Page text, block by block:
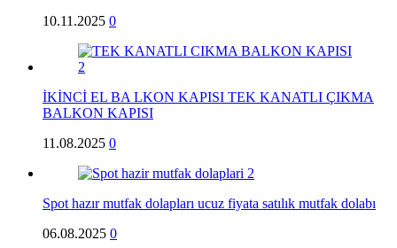
10.11.2025 0
İKİNCİ EL BA LKON KAPISI TEK KANATLI ÇIKMA
BALKON KAPISI
11.08.2025 0
Spot hazır mutfak dolapları ucuz fiyata satılık mutfak dolabı
06.08.2025 0